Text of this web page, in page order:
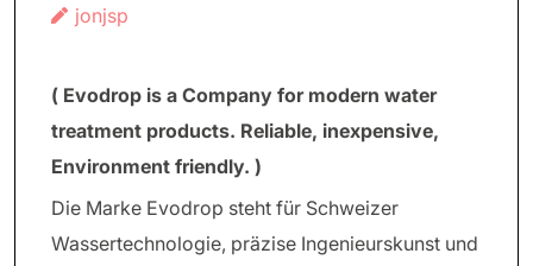
jonjsp
( Evodrop is a Company for modern water
treatment products. Reliable, inexpensive,
Environment friendly. )
Die Marke Evodrop steht für Schweizer
Wassertechnologie, präzise Ingenieurskunst und